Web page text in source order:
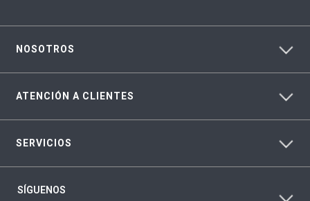
NOSOTROS
ATENCIÓN A CLIENTES
SERVICIOS
SÍGUENOS